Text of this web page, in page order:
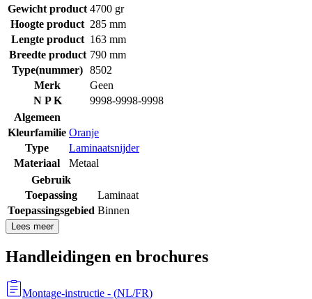
Gewicht product 4700 gr
Hoogte product 285 mm
Lengte product 163 mm
Breedte product 790 mm
Type(nummer) 8502
Merk
Geen
N P K
9998-9998-9998
Algemeen
Kleurfamilie Oranje
Type
Laminaatsnijder
Materiaal
Metaal
Gebruik
Toepassing
Laminaat
Toepassingsgebied Binnen
Lees meer
Handleidingen en brochures
Montage-instructie - (NL/FR)